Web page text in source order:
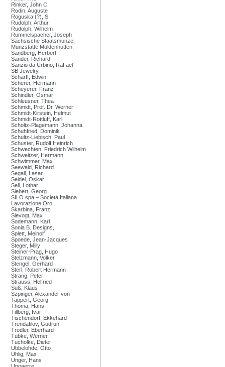
Rinker, John C.
Rodin, Auguste
Roguska (?), S.
Rudolph, Arthur
Rudolph, Wilhelm
Rummelspacher, Joseph
Sächsische Staatsmünze,
Münzstätte Muldenhütten,
Sandberg, Herbert
Sander, Richard
Sanzio da Urbino, Raffael
SB Jewelry,
Scharff, Edwin
Scherer, Hermann
Scheyerer, Franz
Schindler, Osmar
Schleusner, Thea
Schmidt, Prof. Dr. Werner
Schmidt-Kirstein, Helmut
Schmidt-Rottluff, Karl
Scholtz-Plagemann, Johanna
Schuhfried, Dominik
Schultz-Liebisch, Paul
Schuster, Rudolf Heinrich
Schwechten, Friedrich Wilhelm
Schweitzer, Hermann
Schwimmer, Max
Seewald, Richard
Segall, Lasar
Seidel, Oskar
Sell, Lothar
Siebert, Georg
SILO spa – Società Italiana
Lavorazione Oro,
Skarbina, Franz
Slevogt, Max
Sodemann, Karl
Sonia B. Designs,
Splett, Meinolf
Spoede, Jean-Jacques
Steger, Milly
Steiner-Prag, Hugo
Stelzmann, Volker
Stengel, Gerhard
Sterl, Robert Hermann
Strang, Peter
Strauss, Helfried
Süß, Klaus
Szpinger, Alexander von
Tappert, Georg
Thoma, Hans
Tillberg, Ivar
Tischendorf, Ekkehard
Trendafilov, Gudrun
Trodler, Eberhard
Tübke, Werner
Tucholke, Dieter
Ubbelohde, Otto
Uhlig, Max
Unger, Hans